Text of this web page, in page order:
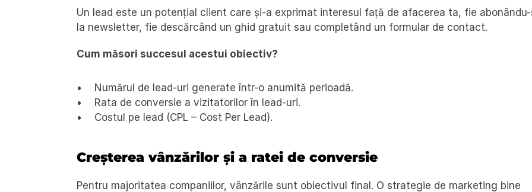
Un lead este un potențial client care și-a exprimat interesul față de afacerea ta, fie
la newsletter, fie descărcând un ghid gratuit sau completând un formular de contact.
Cum măsori succesul acestui obiectiv?
Numărul de lead-uri generate într-o anumită perioadă.
Rata de conversie a vizitatorilor în lead-uri.
Costul pe lead (CPL – Cost Per Lead).
Creșterea vânzărilor și a ratei de conversie
Pentru majoritatea companiilor, vânzările sunt obiectivul final. O strategie de marketing bine